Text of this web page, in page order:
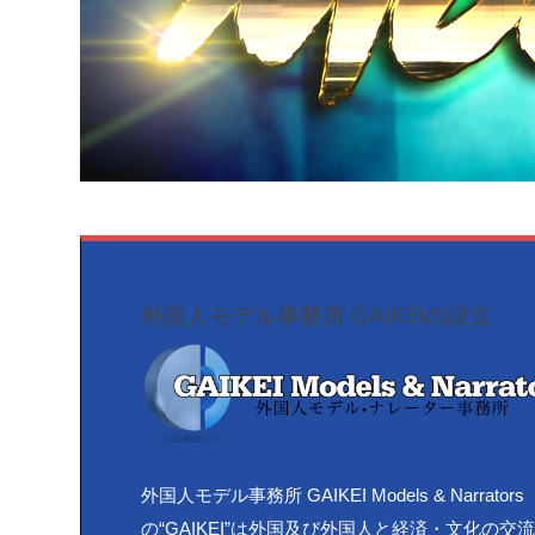
外国人モデル事務所 GAIKEIの設立
外国人モデル事務所 GAIKEI Models & Narrators
の“GAIKEI”は外国及び外国人と経済・文化の交